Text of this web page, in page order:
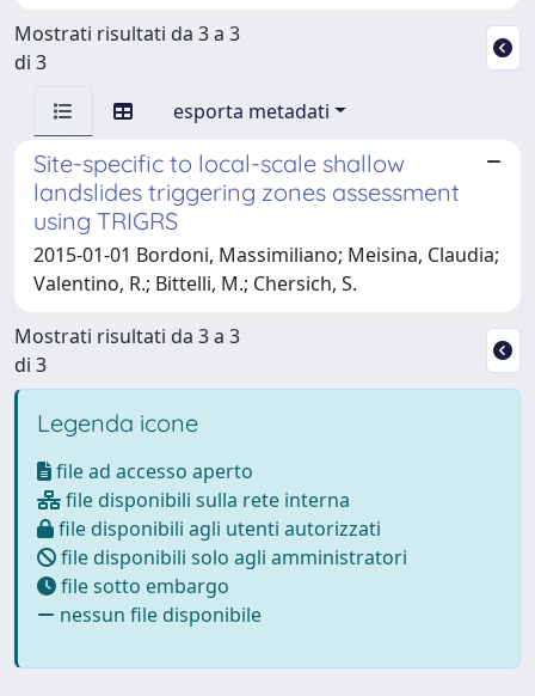
Mostrati risultati da 3 a 3
di 3
esporta metadati
Site-specific to local-scale shallow
landslides triggering zones assessment
using TRIGRS
2015-01-01 Bordoni, Massimiliano; Meisina, Claudia;
Valentino, R.; Bittelli, M.; Chersich, S.
Mostrati risultati da 3 a 3
di 3
Legenda icone
file ad accesso aperto
file disponibili sulla rete interna
file disponibili agli utenti autorizzati
file disponibili solo agli amministratori
file sotto embargo
nessun file disponibile